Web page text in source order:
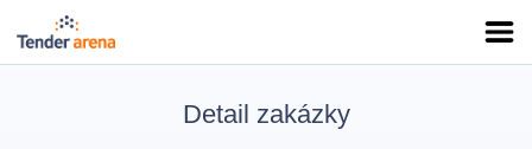
Detail zakázky